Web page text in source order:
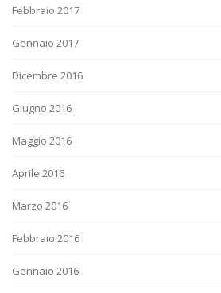
Febbraio 2017
Gennaio 2017
Dicembre 2016
Giugno 2016
Maggio 2016
Aprile 2016
Marzo 2016
Febbraio 2016
Gennaio 2016